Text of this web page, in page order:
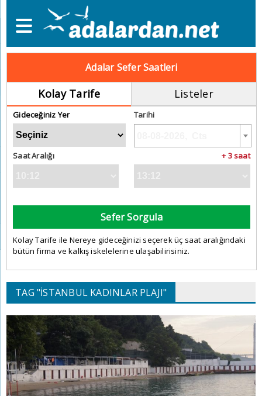
Adalar Sefer Saatleri
Kolay Tarife Listeler
Gideceğiniz Yer Tarihi
Saat Aralığı + 3 saat
Sefer Sorgula
Kolay Tarife ile Nereye gideceğinizi seçerek üç saat aralığındaki
bütün firma ve kalkış iskelelerine ulaşabilirisiniz.
TAG "İSTANBUL KADINLAR PLAJI"